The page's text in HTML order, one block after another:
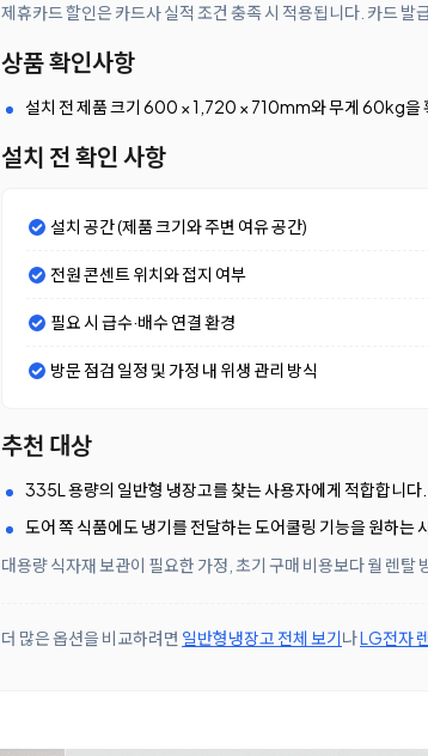
제휴카드 할인은 카드사 실적 조건 충족 시 적용됩니다. 카드 발
상품 확인사항
설치 전 제품 크기 600 × 1,720 × 710mm와 무게 60kg을
설치 전 확인 사항
설치 공간 (제품 크기와 주변 여유 공간)
전원 콘센트 위치와 접지 여부
필요 시 급수·배수 연결 환경
방문 점검 일정 및 가정 내 위생 관리 방식
추천 대상
335L 용량의 일반형 냉장고를 찾는 사용자에게 적합합니다.
도어 쪽 식품에도 냉기를 전달하는 도어쿨링 기능을 원하는
대용량 식자재 보관이 필요한 가정, 초기 구매 비용보다 월 렌
더 많은 옵션을 비교하려면 일반형냉장고 전체 보기나LG전자